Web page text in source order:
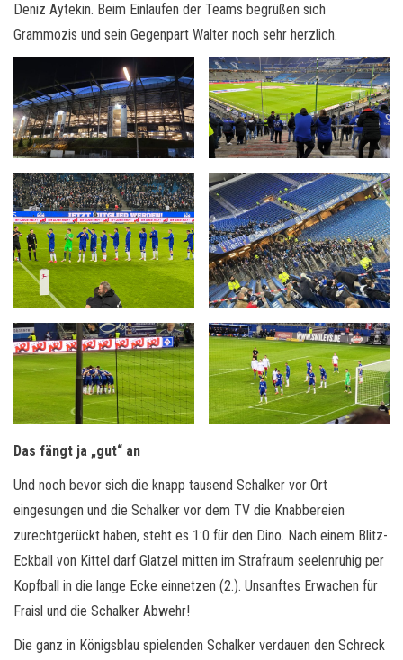
Deniz Aytekin. Beim Einlaufen der Teams begrüßen sich
Grammozis und sein Gegenpart Walter noch sehr herzlich.
Das fängt ja „gut“ an
Und noch bevor sich die knapp tausend Schalker vor Ort
eingesungen und die Schalker vor dem TV die Knabbereien
zurechtgerückt haben, steht es 1:0 für den Dino. Nach einem Blitz-
Eckball von Kittel darf Glatzel mitten im Strafraum seelenruhig per
Kopfball in die lange Ecke einnetzen (2.). Unsanftes Erwachen für
Fraisl und die Schalker Abwehr!
Die ganz in Königsblau spielenden Schalker verdauen den Schreck